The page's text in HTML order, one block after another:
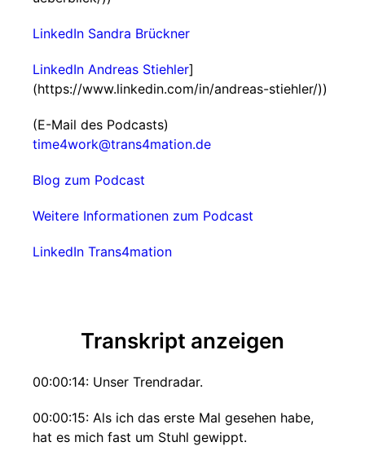
LinkedIn Sandra Brückner
LinkedIn Andreas Stiehler]
(https://www.linkedin.com/in/andreas-stiehler/))
(E-Mail des Podcasts)
time4work@trans4mation.de
Blog zum Podcast
Weitere Informationen zum Podcast
LinkedIn Trans4mation
Transkript anzeigen
00:00:14: Unser Trendradar.
00:00:15: Als ich das erste Mal gesehen habe,
hat es mich fast um Stuhl gewippt.